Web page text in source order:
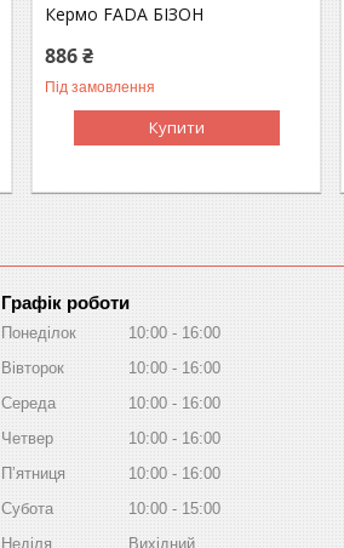
Кермо FADA БІЗОН
886 ₴
Під замовлення
Купити
Графік роботи
Понеділок 10:00
16:00
Вівторок
10:00
16:00
Середа
10:00
16:00
Четвер
10:00
16:00
Пʼятниця
10:00
16:00
Субота
10:00
15:00
Неділя
Вихідний